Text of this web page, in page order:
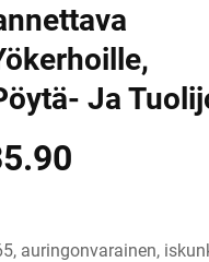
Ja
auringonvarainen,